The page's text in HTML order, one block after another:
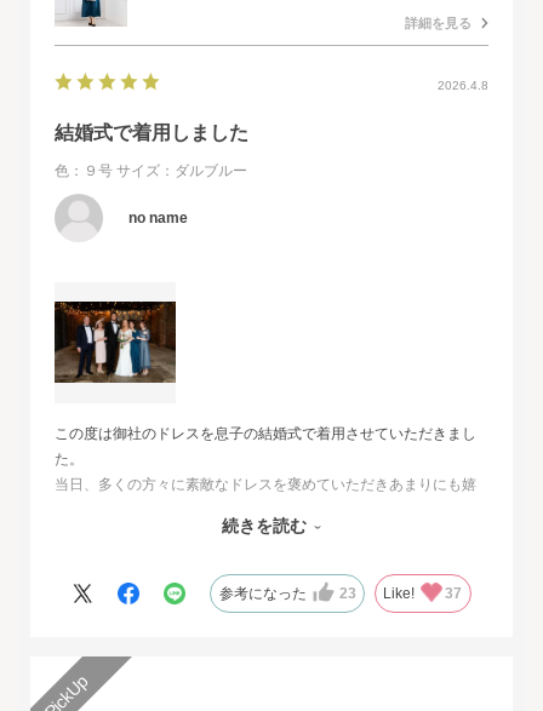
詳細を見る
2026.4.8
結婚式で着用しました
色：９号 サイズ：ダルブルー
no name
この度は御社のドレスを息子の結婚式で着用させていただきまし
た。
当日、多くの方々に素敵なドレスを褒めていただきあまりにも嬉
その旨をお伝えさせていただきたいと思いました。とても素敵な
人生最高の幸せな日に華を添えていただき、心より感謝申し上げ
続きを読む
参考になった 23 Like! 37